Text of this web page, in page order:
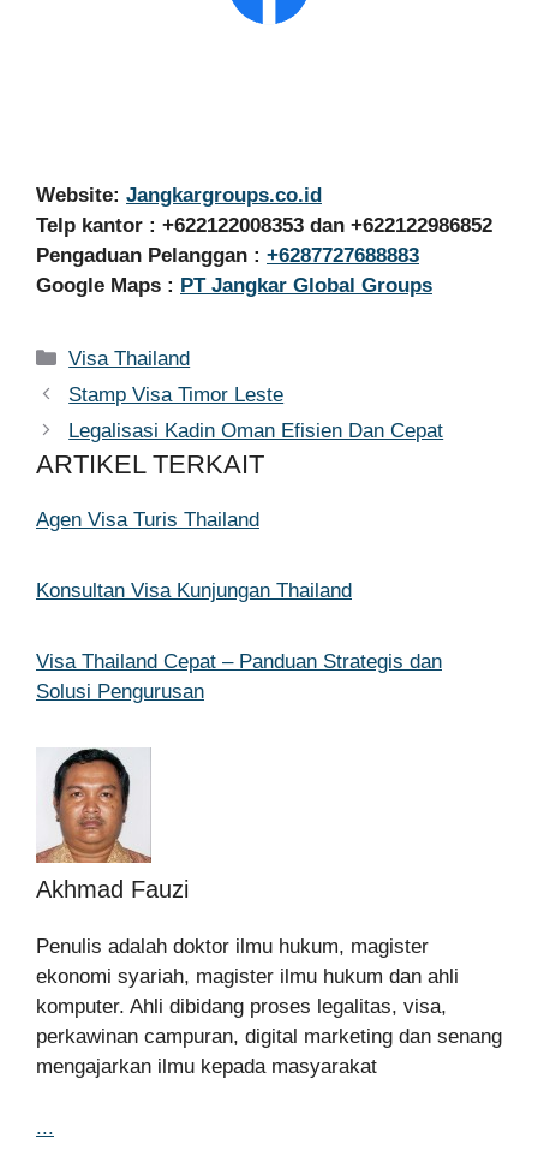
Website: Jangkargroups.co.id
Telp kantor : +622122008353 dan +622122986852
Pengaduan Pelanggan : +6287727688883
Google Maps : PT Jangkar Global Groups
Kategori
Visa Thailand
Stamp Visa Timor Leste
Legalisasi Kadin Oman Efisien Dan Cepat
ARTIKEL TERKAIT
Agen Visa Turis Thailand
Konsultan Visa Kunjungan Thailand
Visa Thailand Cepat – Panduan Strategis dan
Solusi Pengurusan
Akhmad Fauzi
Penulis adalah doktor ilmu hukum, magister
ekonomi syariah, magister ilmu hukum dan ahli
komputer. Ahli dibidang proses legalitas, visa,
perkawinan campuran, digital marketing dan senang
mengajarkan ilmu kepada masyarakat
...